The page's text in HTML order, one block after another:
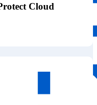
Cloud